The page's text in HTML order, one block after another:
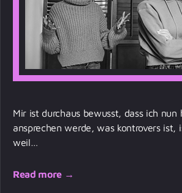
Mir ist durchaus bewusst, dass ich nun
ansprechen werde, was kontrovers ist,
weil…
Read more →